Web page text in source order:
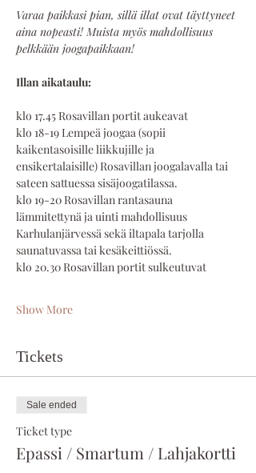
Varaa paikkasi pian, sillä illat ovat täyttyneet
aina nopeasti! Muista myös mahdollisuus
pelkkään joogapaikkaan!
Illan aikataulu:
klo 17.45 Rosavillan portit aukeavat
klo 18-19 Lempeä joogaa (sopii
kaikentasoisille liikkujille ja
ensikertalaisille) Rosavillan joogalavalla tai
sateen sattuessa sisäjoogatilassa.
klo 19-20 Rosavillan rantasauna
lämmitettynä ja uinti mahdollisuus
Karhulanjärvessä sekä iltapala tarjolla
saunatuvassa tai kesäkeittiössä.
klo 20.30 Rosavillan portit sulkeutuvat
Show More
Tickets
Sale ended
Ticket type
Epassi / Smartum / Lahjakortti